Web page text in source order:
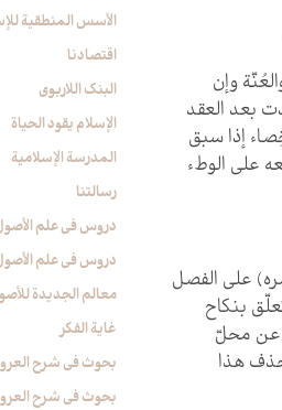
وإن
بعد العقد
إذا سبق
على الوطء
على الفصل
بنكاح
عن محلّ
حذف هذا
الأسس المنطقیة
اقتصادنا
البنک اللاربوی
الإسلام یقود الحیاة
المدرسة الإسلامیة
رسالتنا
دروس فی علم الأصول
دروس فی علم الأصول
معالم الجدیدة
غایة الفکر
بحوث في شرح العروة
بحوث في شرح العروة